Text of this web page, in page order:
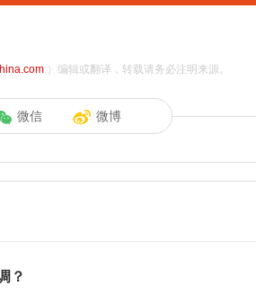
）编辑或翻译，转载请务必注明来源。
微信 微博
？